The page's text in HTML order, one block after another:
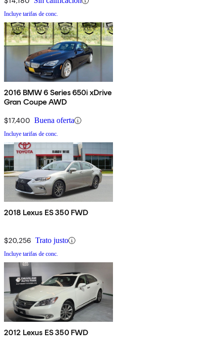
Incluye tarifas de conc.
2016 BMW 6 Series 650i xDrive
Gran Coupe AWD
$17,400 Buena oferta
Incluye tarifas de conc.
2018 Lexus ES 350 FWD
$20,256 Trato justo
Incluye tarifas de conc.
2012 Lexus ES 350 FWD